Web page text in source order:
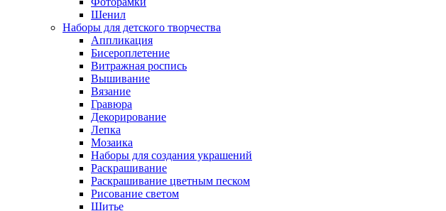
Шенил
Наборы для детского творчества
Аппликация
Бисероплетение
Витражная роспись
Вышивание
Вязание
Гравюра
Декорирование
Лепка
Мозаика
Наборы для создания украшений
Раскрашивание
Раскрашивание цветным песком
Рисование светом
Шитье